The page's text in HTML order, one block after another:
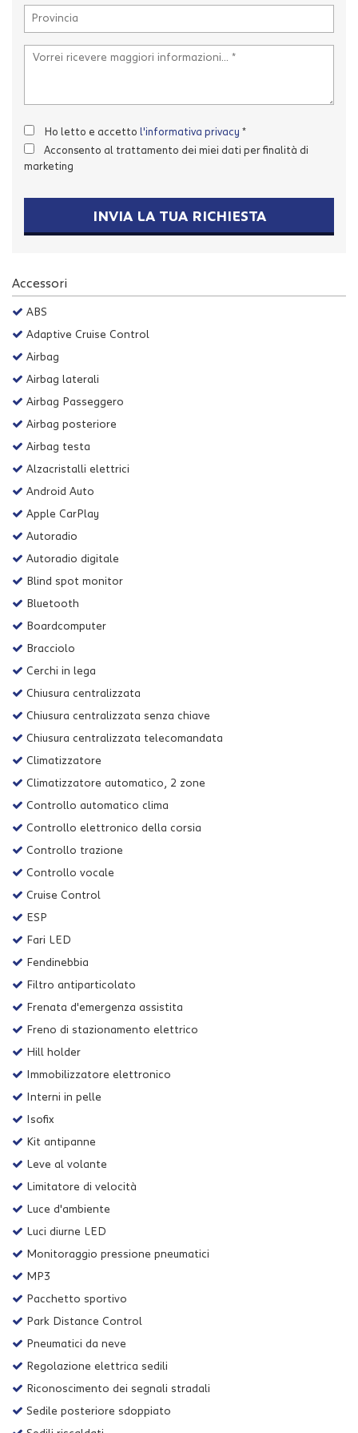
Ho letto e accetto l'informativa privacy *
Acconsento al trattamento dei miei dati per finalità di
marketing
INVIA LA TUA RICHIESTA
Accessori
ABS
Adaptive Cruise Control
Airbag
Airbag laterali
Airbag Passeggero
Airbag posteriore
Airbag testa
Alzacristalli elettrici
Android Auto
Apple CarPlay
Autoradio
Autoradio digitale
Blind spot monitor
Bluetooth
Boardcomputer
Bracciolo
Cerchi in lega
Chiusura centralizzata
Chiusura centralizzata senza chiave
Chiusura centralizzata telecomandata
Climatizzatore
Climatizzatore automatico, 2 zone
Controllo automatico clima
Controllo elettronico della corsia
Controllo trazione
Controllo vocale
Cruise Control
ESP
Fari LED
Fendinebbia
Filtro antiparticolato
Frenata d'emergenza assistita
Freno di stazionamento elettrico
Hill holder
Immobilizzatore elettronico
Interni in pelle
Isofix
Kit antipanne
Leve al volante
Limitatore di velocità
Luce d'ambiente
Luci diurne LED
Monitoraggio pressione pneumatici
MP3
Pacchetto sportivo
Park Distance Control
Pneumatici da neve
Regolazione elettrica sedili
Riconoscimento dei segnali stradali
Sedile posteriore sdoppiato
Salva
impostazioni